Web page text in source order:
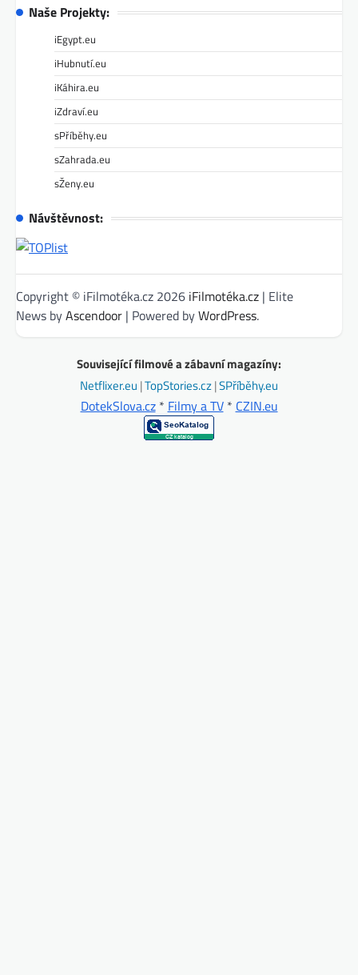
Naše Projekty:
iEgypt.eu
iHubnutí.eu
iKáhira.eu
iZdraví.eu
sPříběhy.eu
sZahrada.eu
sŽeny.eu
Návštěvnost:
Copyright © iFilmotéka.cz 2026 iFilmotéka.cz | Elite
News byAscendoor | Powered byWordPress.
Související filmové a zábavní magazíny:
Netflixer.eu |TopStories.cz|SPříběhy.eu
DotekSlova.cz* Filmy a TV* CZIN.eu